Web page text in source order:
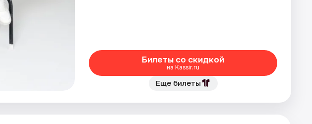
Билеты со скидкой
на Kassir.ru
Еще билеты